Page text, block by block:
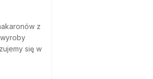
z
się w